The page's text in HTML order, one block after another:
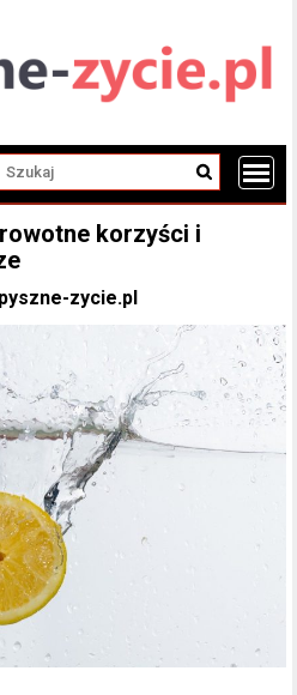
korzyści i
pyszne-zycie.pl